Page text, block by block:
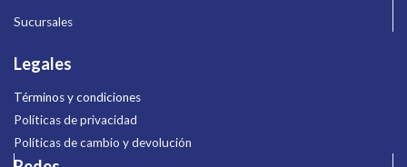
Sucursales
Legales
Términos y condiciones
Políticas de privacidad
Políticas de cambio y devolución